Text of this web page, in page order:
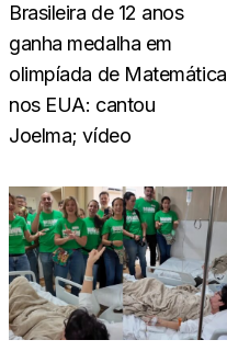
Brasileira de 12 anos
ganha medalha em
olimpíada de Matemática
nos EUA: cantou
Joelma; vídeo